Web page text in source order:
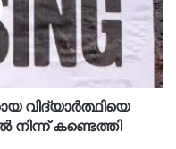
വിദ്യാർത്ഥിയെ
നിന്ന് കണ്ടെത്തി